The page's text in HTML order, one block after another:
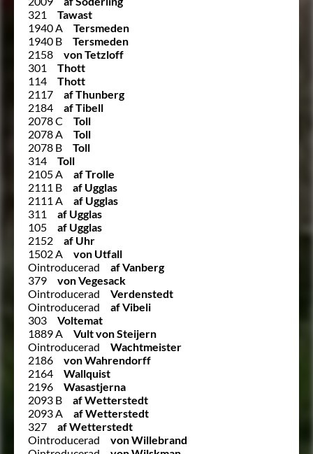
321
Tawast
1940 A
Tersmeden
1940 B
Tersmeden
2158
von Tetzloff
301
Thott
114
Thott
2117
af Thunberg
2184
af Tibell
2078 C
Toll
2078 A
Toll
2078 B
Toll
314
Toll
2105 A
af Trolle
2111 B
af Ugglas
2111 A
af Ugglas
311
af Ugglas
105
af Ugglas
2152
af Uhr
1502 A
von Utfall
Ointroducerad
af Vanberg
379
von Vegesack
Ointroducerad
Verdenstedt
Ointroducerad
af Vibeli
303
Voltemat
1889 A
Vult von Steijern
Ointroducerad
Wachtmeister
2186
von Wahrendorff
2164
Wallquist
2196
Wasastjerna
2093 B
af Wetterstedt
2093 A
af Wetterstedt
327
af Wetterstedt
Ointroducerad
von Willebrand